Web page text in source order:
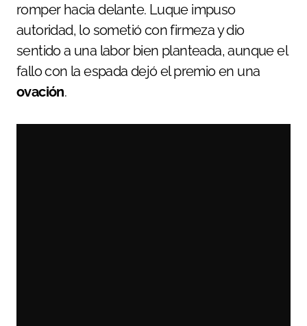
romper hacia delante. Luque impuso
autoridad, lo sometió con firmeza y dio
sentido a una labor bien planteada, aunque el
fallo con la espada dejó el premio en una
ovación.